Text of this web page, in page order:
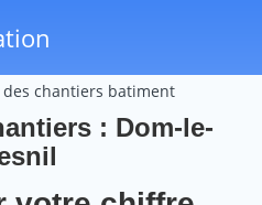
chantiers batiment
: Dom-le-